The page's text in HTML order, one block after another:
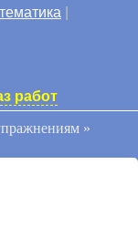
работ
»